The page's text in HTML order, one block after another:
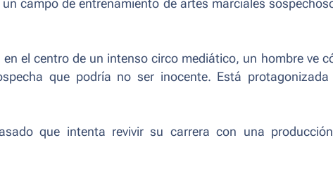
campo de entrenamiento de artes marciales
el centro de un intenso circo mediático, un hombre ve
que podría no ser inocente. Está protagonizada
que intenta revivir su carrera con una